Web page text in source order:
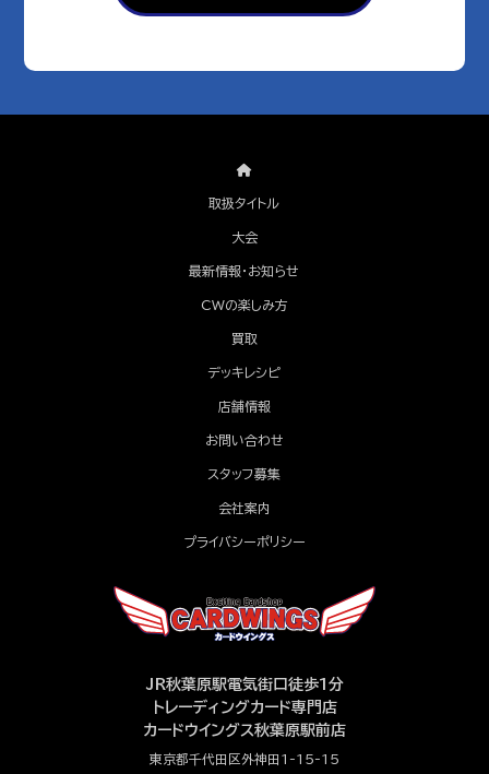
取扱タイトル
大会
最新情報・お知らせ
CWの楽しみ方
買取
デッキレシピ
店舗情報
お問い合わせ
スタッフ募集
会社案内
プライバシーポリシー
JR秋葉原駅電気街口徒歩1分
トレーディングカード専門店
カードウイングス秋葉原駅前店
東京都千代田区外神田1-15-15